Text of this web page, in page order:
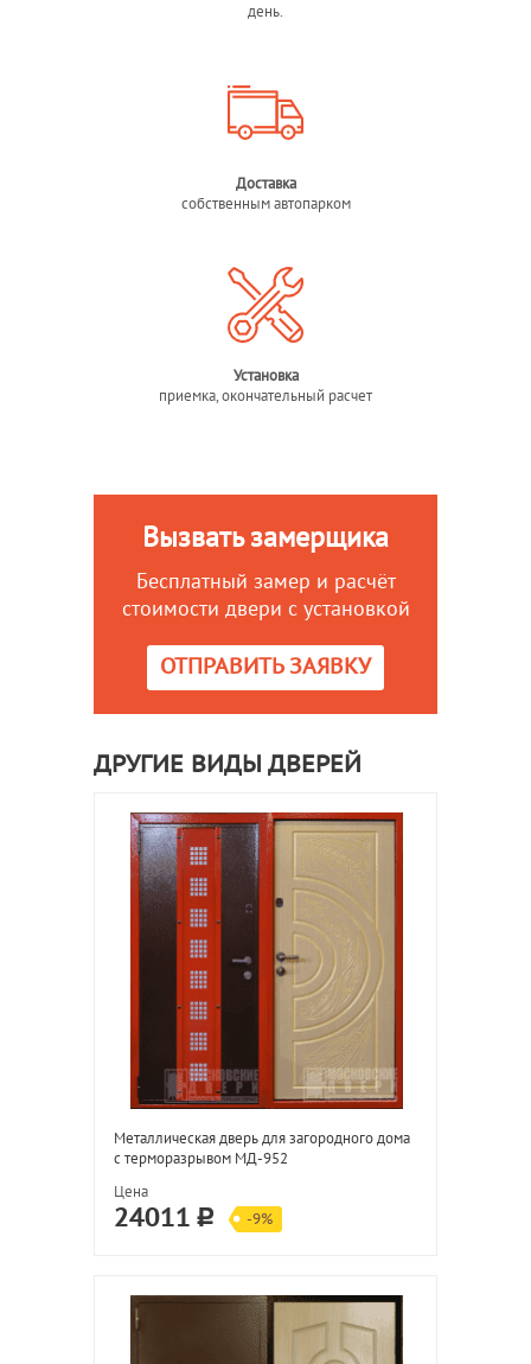
день.
Доставка
собственным автопарком
Установка
приемка, окончательный расчет
Вызвать замерщика
Бесплатный замер и расчёт
стоимости двери с установкой
ОТПРАВИТЬ ЗАЯВКУ
ДРУГИЕ ВИДЫ ДВЕРЕЙ
Металлическая дверь для загородного дома
с терморазрывом МД-952
Цена
24011 -9%